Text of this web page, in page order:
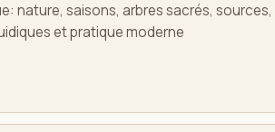
nature, saisons, arbres sacrés, sources,
et pratique moderne